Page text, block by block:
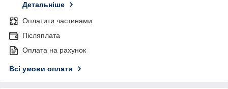
Детальніше
Оплатити частинами
Післяплата
Оплата на рахунок
Всі умови оплати